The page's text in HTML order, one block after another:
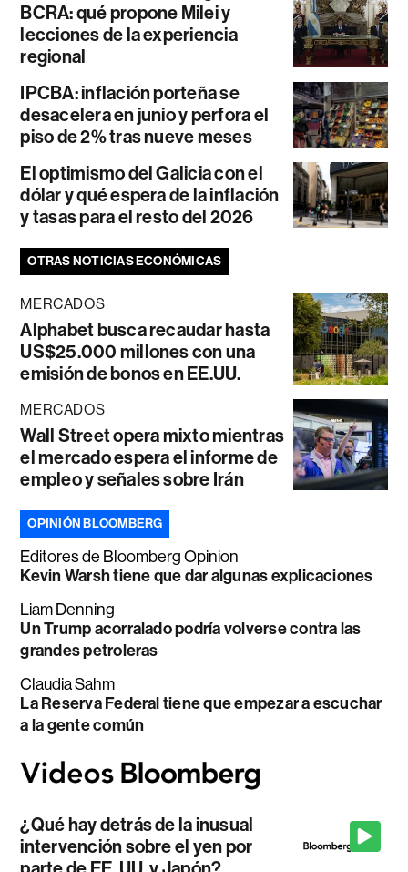
BCRA: qué propone Milei y
lecciones de la experiencia
regional
IPCBA: inflación porteña se
desacelera en junio y perfora el
piso de 2% tras nueve meses
El optimismo del Galicia con el
dólar y qué espera de la inflación
y tasas para el resto del 2026
OTRAS NOTICIAS ECONÓMICAS
MERCADOS
Alphabet busca recaudar hasta
US$25.000 millones con una
emisión de bonos en EE.UU.
MERCADOS
Wall Street opera mixto mientras
el mercado espera el informe de
empleo y señales sobre Irán
OPINIÓN BLOOMBERG
Editores de Bloomberg Opinion
Kevin Warsh tiene que dar algunas explicaciones
Liam Denning
Un Trump acorralado podría volverse contra las
grandes petroleras
Claudia Sahm
La Reserva Federal tiene que empezar a escuchar
a la gente común
¿Qué hay detrás de la inusual
intervención sobre el yen por